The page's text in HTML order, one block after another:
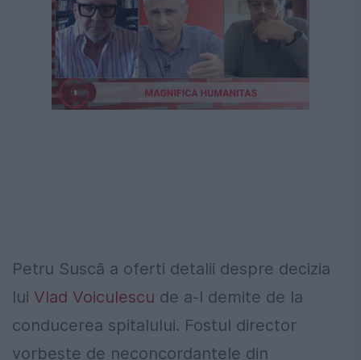
Petru Suscă a oferti detalii despre decizia
lui Vlad Voiculescu de a-l demite de la
conducerea spitalului. Fostul director
vorbește de neconcordanțele din